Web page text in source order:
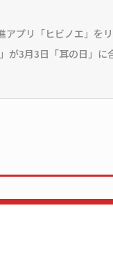
プリ「ヒビノエ」を
が3月3日「耳の日」に